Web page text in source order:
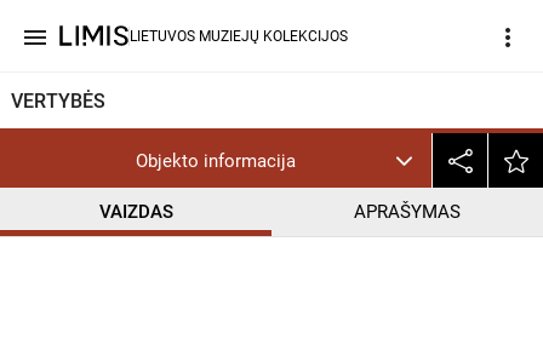
menu LIETUVOS MUZIEJŲ KOLEKCIJOS more_vert
VERTYBĖS
Objekto informacija
VAIZDAS APRAŠYMAS
CC BY-NC-ND